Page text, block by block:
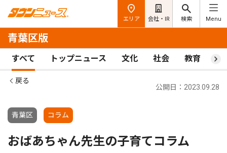
エリア 会社・IR 検索 Menu
青葉区版
すべて トップニュース 文化 社会 教育 ス
戻る
青葉区 コラム
公開日：2023.09.28
おばあちゃん先生の子育てコラム